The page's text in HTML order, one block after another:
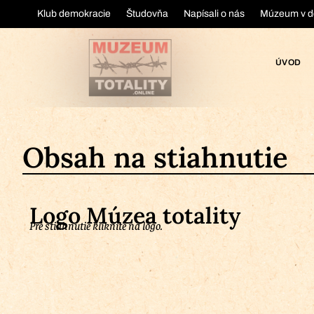
Klub demokracie Študovňa Napísali o nás Múzeum v
ÚVOD
Obsah na stiahnutie
Logo Múzea totality
Pre stiahnutie kliknite na logo.